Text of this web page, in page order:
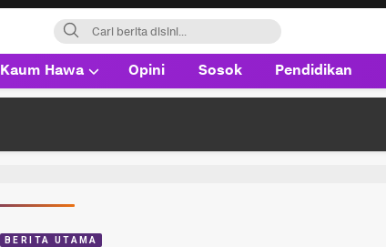
Kaum Hawa Opini Sosok Pendidikan
BERITA UTAMA